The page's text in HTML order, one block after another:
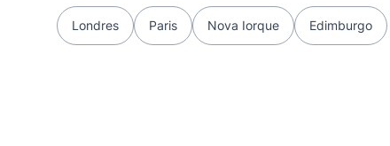
Londres Paris Nova Iorque Edimburgo